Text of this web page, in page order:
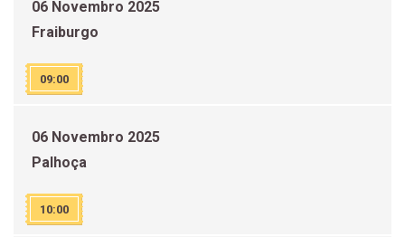
06 Novembro 2025
Fraiburgo
09:00
06 Novembro 2025
Palhoça
10:00